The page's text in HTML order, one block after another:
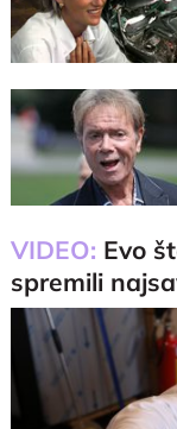
VIDEO: Evo
spremili